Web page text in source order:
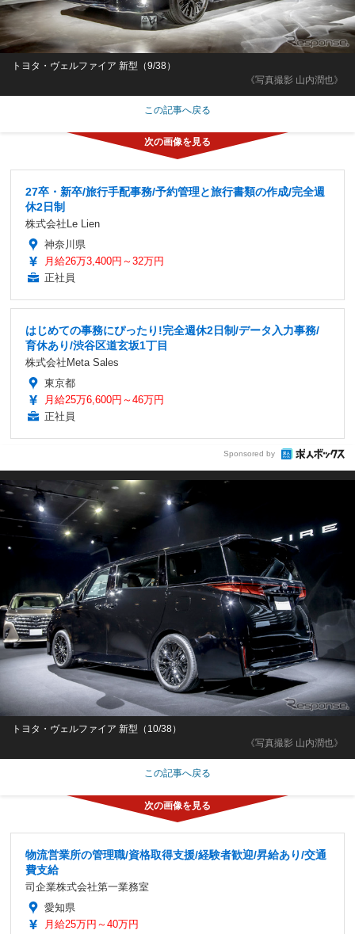
《写真撮影 山内潤也》
トヨタ・ヴェルファイア 新型（9/38）
この記事へ戻る
27卒・新卒/旅行手配事務/予約管理と旅行書類の作成/完全週
休2日制
株式会社Le Lien
神奈川県
月給26万3,400円～32万円
正社員
はじめての事務にぴったり!完全週休2日制/データ入力事務/
育休あり/渋谷区道玄坂1丁目
株式会社Meta Sales
東京都
月給25万6,600円～46万円
正社員
Sponsored by
《写真撮影 山内潤也》
トヨタ・ヴェルファイア 新型（10/38）
この記事へ戻る
物流営業所の管理職/資格取得支援/経験者歓迎/昇給あり/交通
費支給
司企業株式会社第一業務室
愛知県
月給25万円～40万円